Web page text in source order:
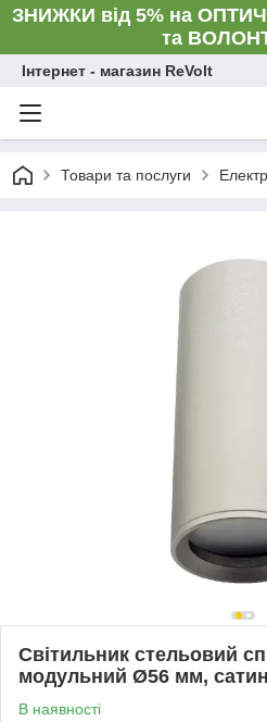
ЗНИЖКИ від 5% на
та
Інтернет - магазин ReVolt
Товари та послуги
Світильник стельовий
модульний Ø56 мм, сатин
В наявності